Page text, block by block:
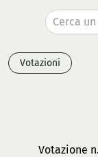
Cerca
Votazioni
Votazione